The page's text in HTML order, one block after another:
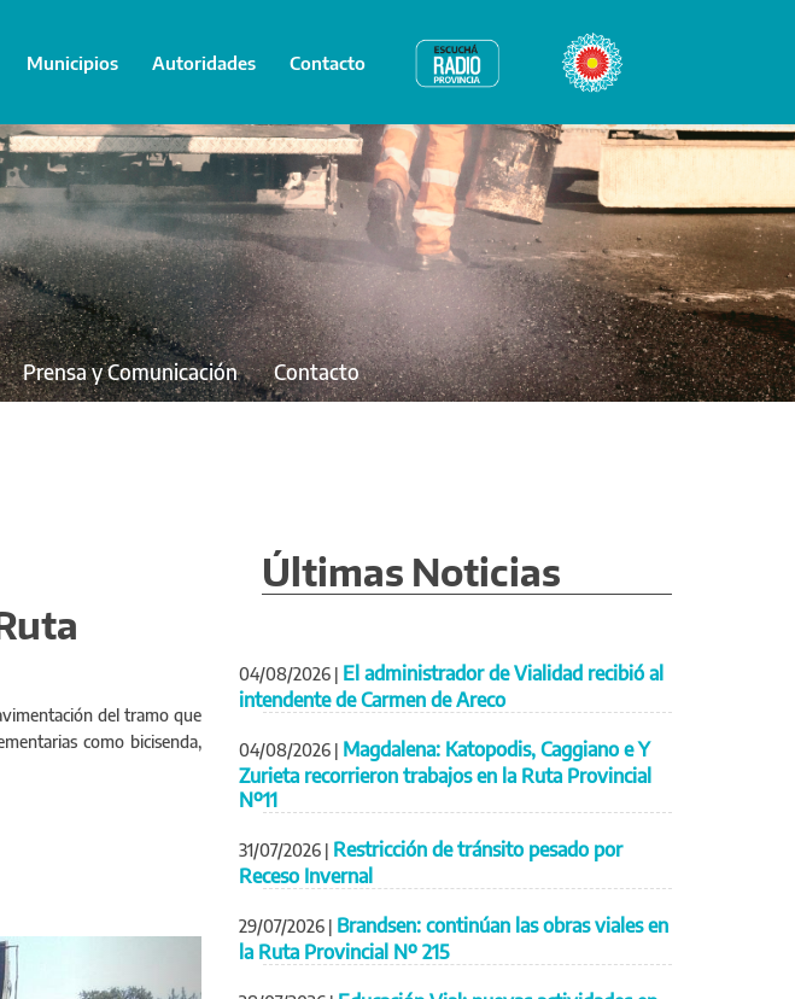
Municipios Autoridades Contacto Radio Provincia Bicentenario
Prensa y Comunicación Contacto
del tramo que
como bicisenda,
Siguiente
Últimas Noticias
04/08/2026 | El administrador de Vialidad recibió al
intendente de Carmen de Areco
04/08/2026 | Magdalena: Katopodis, Caggiano e Y
Zurieta recorrieron trabajos en la Ruta Provincial
Nº11
31/07/2026 | Restricción de tránsito pesado por
Receso Invernal
29/07/2026 | Brandsen: continúan las obras viales en
la Ruta Provincial Nº 215